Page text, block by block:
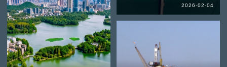
2026-02-04